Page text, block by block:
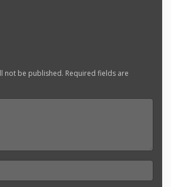
not be published. Required fields are